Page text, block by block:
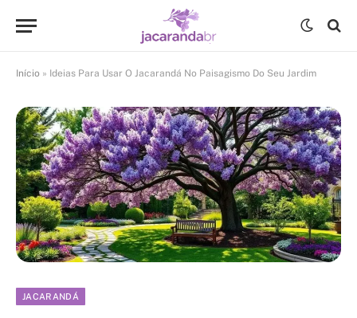
Início » Ideias Para Usar O Jacarandá No Paisagismo Do Seu Jardim
JACARANDÁ